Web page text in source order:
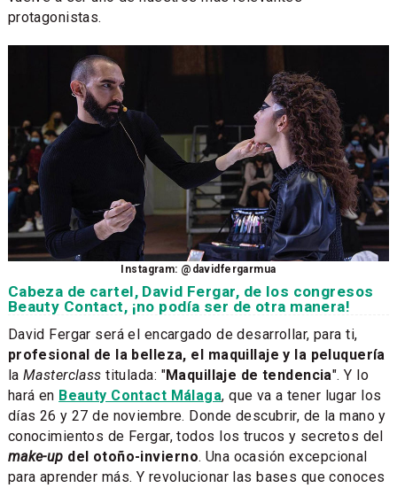
protagonistas.
Instagram: @davidfergarmua
Cabeza de cartel, David Fergar, de los congresos
Beauty Contact, ¡no podía ser de otra manera!
David Fergar será el encargado de desarrollar, para ti,
profesional de la belleza, el maquillaje y la peluquería
la Masterclass titulada: "Maquillaje de tendencia". Y lo
hará en Beauty Contact Málaga, que va a tener lugar los
días 26 y 27 de noviembre. Donde descubrir, de la mano y
conocimientos de Fergar, todos los trucos y secretos del
make-up del otoño-invierno. Una ocasión excepcional
para aprender más. Y revolucionar las bases que conoces